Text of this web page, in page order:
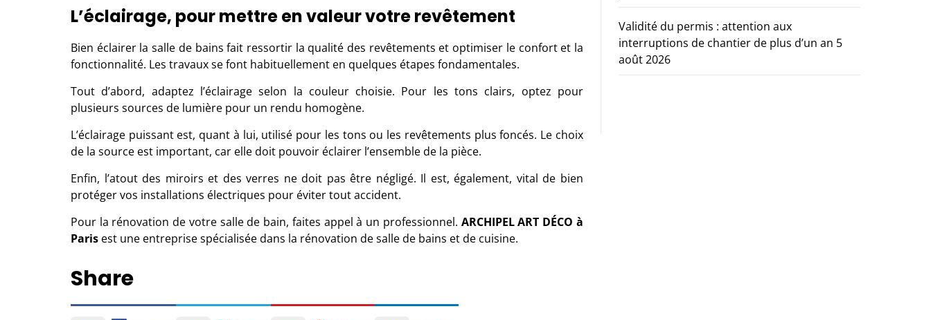
L’éclairage, pour mettre en valeur votre revêtement
Bien éclairer la salle de bains fait ressortir la qualité des revêtements et optimiser le confort et la
fonctionnalité. Les travaux se font habituellement en quelques étapes fondamentales.
Tout d’abord, adaptez l’éclairage selon la couleur choisie. Pour les tons clairs, optez pour
plusieurs sources de lumière pour un rendu homogène.
L’éclairage puissant est, quant à lui, utilisé pour les tons ou les revêtements plus foncés. Le choix
de la source est important, car elle doit pouvoir éclairer l’ensemble de la pièce.
Enfin, l’atout des miroirs et des verres ne doit pas être négligé. Il est, également, vital de bien
protéger vos installations électriques pour éviter tout accident.
Pour la rénovation de votre salle de bain, faites appel à un professionnel. ARCHIPEL ART DÉCO à
Paris est une entreprise spécialisée dans la rénovation de salle de bains et de cuisine.
Share
Validité du permis : attention aux
interruptions de chantier de plus d’un an 5
août 2026